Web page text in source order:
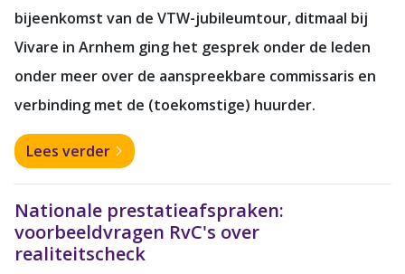
bijeenkomst van de VTW-jubileumtour, ditmaal bij
Vivare in Arnhem ging het gesprek onder de leden
onder meer over de aanspreekbare commissaris en
verbinding met de (toekomstige) huurder.
Lees verder
Nationale prestatieafspraken:
voorbeeldvragen RvC's over
realiteitscheck